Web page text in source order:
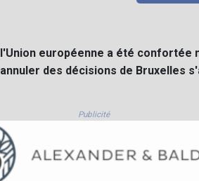
européenne a été confortée
des décisions de Bruxelles
Publicité